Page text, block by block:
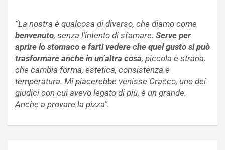
“La nostra è qualcosa di diverso, che diamo come
benvenuto, senza l’intento di sfamare. Serve per
aprire lo stomaco e farti vedere che quel gusto si può
trasformare anche in un’altra cosa, piccola e strana,
che cambia forma, estetica, consistenza e
temperatura. Mi piacerebbe venisse Cracco, uno dei
giudici con cui avevo legato di più, è un grande.
Anche a provare la pizza”.